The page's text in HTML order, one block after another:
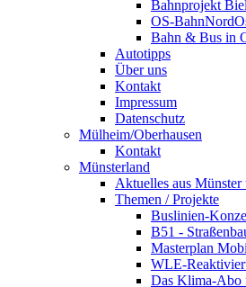
Bahnprojekt
OS-
Bahn & Bus in
Autotipps
Über uns
Kontakt
Impressum
Datenschutz
Mülheim/Oberhausen
Kontakt
Münsterland
Aktuelles aus
Themen / Projekte
Buslinien-
B51 -
Masterplan
WLE-
Das Klima-Abo